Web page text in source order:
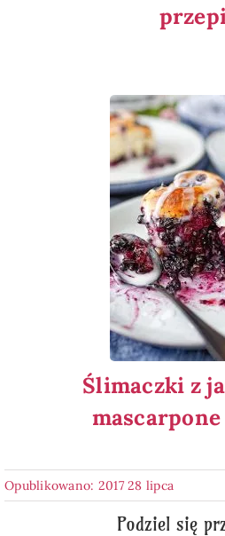
Ślimaczki z
Opublikowano: 2017 28 lipca
Podziel się